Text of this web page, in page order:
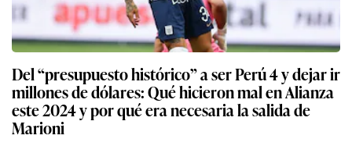
Del “presupuesto histórico” a ser Perú 4 y dejar ir
millones de dólares: Qué hicieron mal en Alianza
este 2024 y por qué era necesaria la salida de
Marioni